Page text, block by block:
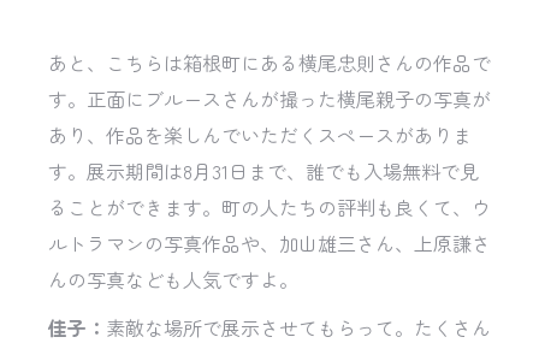
あと、こちらは箱根町にある横尾忠則さんの作品で
す。正面にブルースさんが撮った横尾親子の写真が
あり、作品を楽しんでいただくスペースがありま
す。展示期間は8月31日まで、誰でも入場無料で見
ることができます。町の人たちの評判も良くて、ウ
ルトラマンの写真作品や、加山雄三さん、上原謙さ
んの写真なども人気ですよ。
佳子： 素敵な場所で展示させてもらって。たくさん